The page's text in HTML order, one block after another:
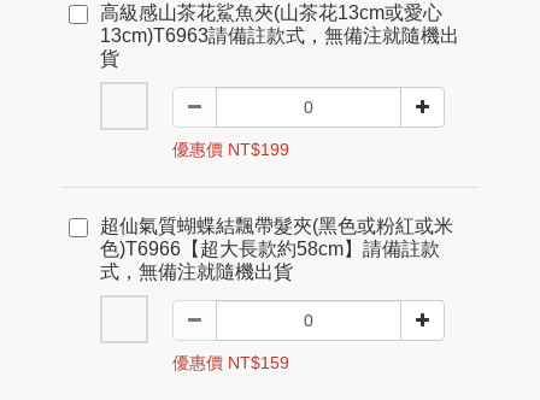
高級感山茶花鯊魚夾(山茶花13cm或愛心
13cm)T6963請備註款式，無備注就隨機出
貨
優惠價 NT$199
超仙氣質蝴蝶結飄帶髮夾(黑色或粉紅或米
色)T6966【超大長款約58cm】請備註款
式，無備注就隨機出貨
優惠價 NT$159